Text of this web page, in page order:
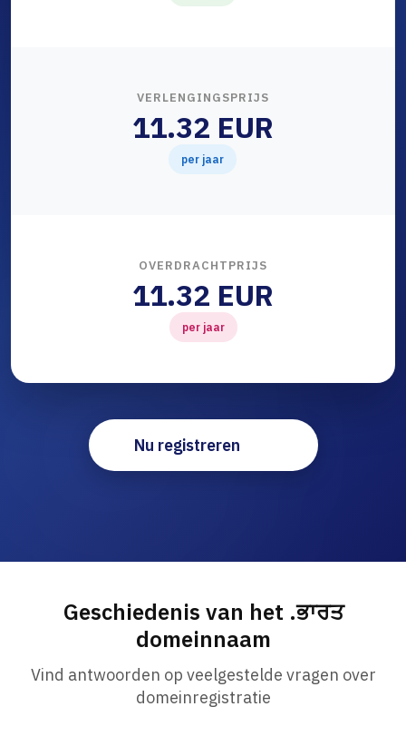
VERLENGINGSPRIJS
11.32 EUR
per jaar
OVERDRACHTPRIJS
11.32 EUR
per jaar
Nu registreren
Geschiedenis van het .ਭਾਰਤ
domeinnaam
Vind antwoorden op veelgestelde vragen over
domeinregistratie